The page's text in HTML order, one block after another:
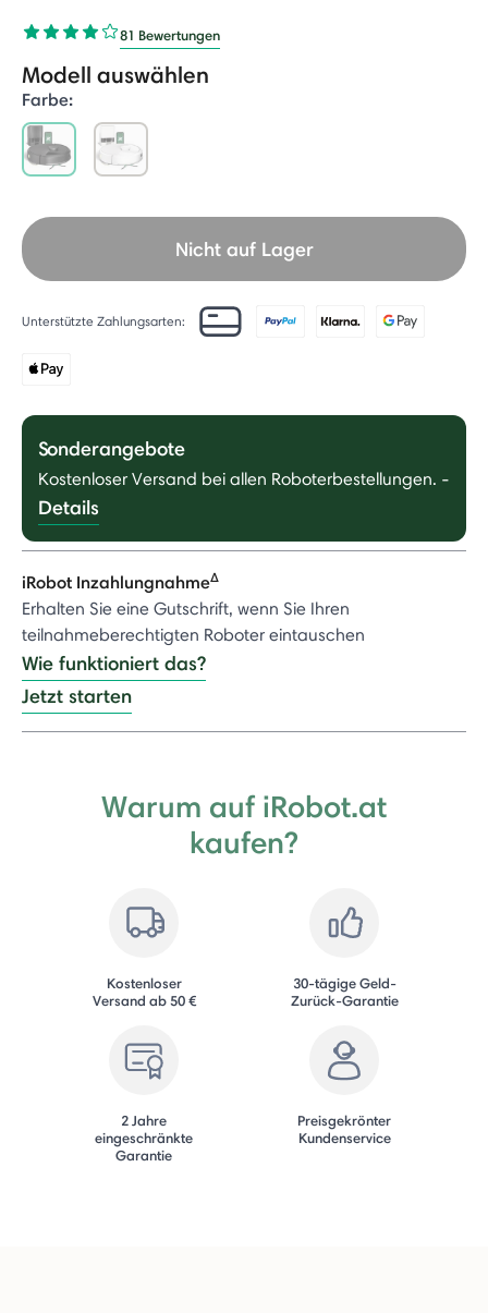
81 Bewertungen
Modell auswählen
Farbe:
Nicht auf Lager
Unterstützte Zahlungsarten:
Sonderangebote
Kostenloser Versand bei allen Roboterbestellungen. -
Details
iRobot InzahlungnahmeΔ
Erhalten Sie eine Gutschrift, wenn Sie Ihren
teilnahmeberechtigten Roboter eintauschen
Wie funktioniert das?
Jetzt starten
Warum auf iRobot.at
kaufen?
Kostenloser
Versand ab 50 €
30-tägige Geld-
Zurück-Garantie
2 Jahre
eingeschränkte
Garantie
Preisgekrönter
Kundenservice